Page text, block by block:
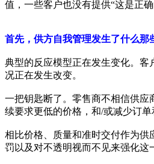
值，一些客户也没有提供“这是正
首先，供方自我管理发生了什么那
典型的反应模型正在发生变化。
况正在发生改变。
一把钥匙断了。零售商不相信供
续要求更低的价格，和/或减少订
相比价格、质量和准时交付作为
罚以及对不透明视而不见来强化这